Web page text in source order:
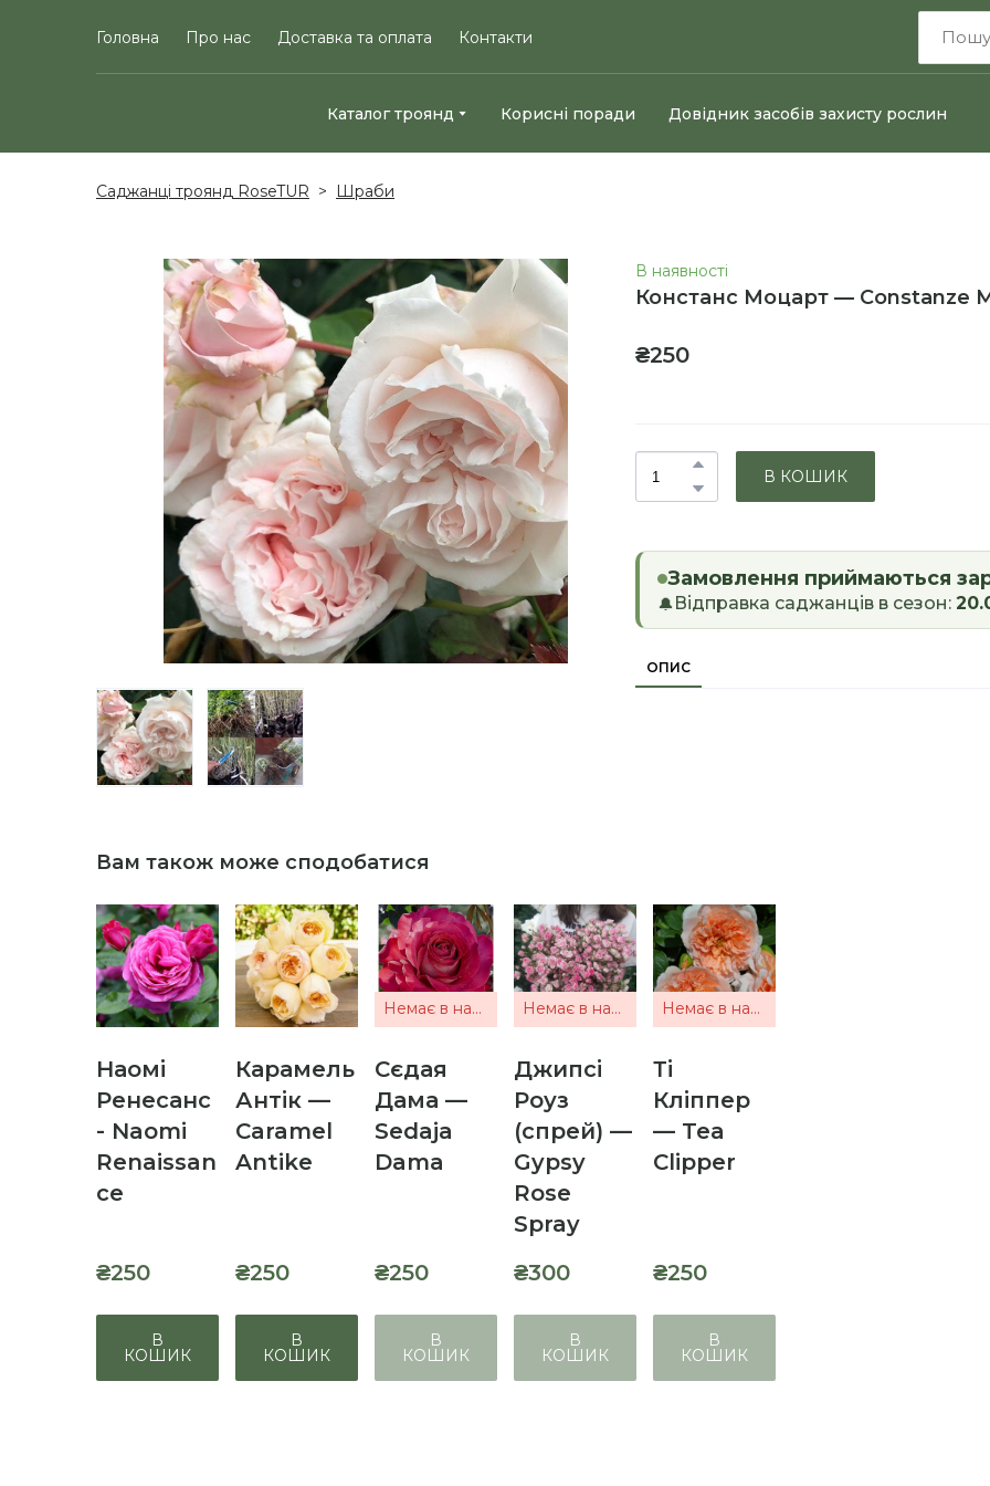
Головна Про нас Доставка та оплата Контакти
Каталог троянд Корисні поради Довідник засобів захисту рослин
Саджанці троянд RoseTUR Шраби
В наявності
Констанс Моцарт — Constanze
₴250
В КОШИК
Замовлення приймаються
🔔 Відправка саджанців в сезон:
ОПИС
Вам також може сподобатися
Наомі
Ренесанс
- Naomi
Renaissan
ce
₴250
В
КОШИК
Карамель
Антік —
Caramel
Antike
₴250
В
КОШИК
Немає в наявності
Сєдая
Дама —
Sedaja
Dama
₴250
В
КОШИК
Немає в наявності
Джипсі
Роуз
(спрей) —
Gypsy
Rose
Spray
₴300
В
КОШИК
Немає в наявності
Ті
Кліппер
— Tea
Clipper
₴250
В
КОШИК